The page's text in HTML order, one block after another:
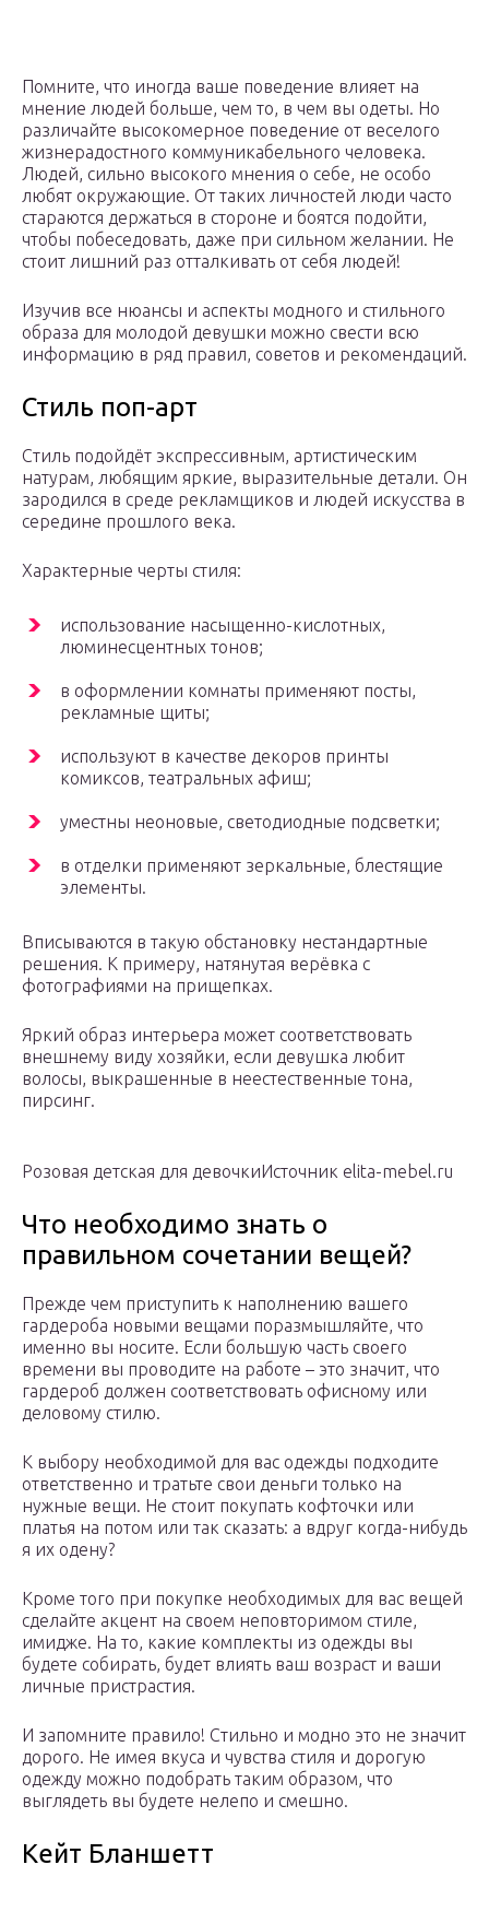
Помните, что иногда ваше поведение влияет на
мнение людей больше, чем то, в чем вы одеты. Но
различайте высокомерное поведение от веселого
жизнерадостного коммуникабельного человека.
Людей, сильно высокого мнения о себе, не особо
любят окружающие. От таких личностей люди часто
стараются держаться в стороне и боятся подойти,
чтобы побеседовать, даже при сильном желании. Не
стоит лишний раз отталкивать от себя людей!
Изучив все нюансы и аспекты модного и стильного
образа для молодой девушки можно свести всю
информацию в ряд правил, советов и рекомендаций.
Стиль поп-арт
Стиль подойдёт экспрессивным, артистическим
натурам, любящим яркие, выразительные детали. Он
зародился в среде рекламщиков и людей искусства в
середине прошлого века.
Характерные черты стиля:
использование насыщенно-кислотных,
люминесцентных тонов;
в оформлении комнаты применяют посты,
рекламные щиты;
используют в качестве декоров принты
комиксов, театральных афиш;
уместны неоновые, светодиодные подсветки;
в отделки применяют зеркальные, блестящие
элементы.
Вписываются в такую обстановку нестандартные
решения. К примеру, натянутая верёвка с
фотографиями на прищепках.
Яркий образ интерьера может соответствовать
внешнему виду хозяйки, если девушка любит
волосы, выкрашенные в неестественные тона,
пирсинг.
Розовая детская для девочкиИсточник elita-mebel.ru
Что необходимо знать о
правильном сочетании вещей?
Прежде чем приступить к наполнению вашего
гардероба новыми вещами поразмышляйте, что
именно вы носите. Если большую часть своего
времени вы проводите на работе – это значит, что
гардероб должен соответствовать офисному или
деловому стилю.
К выбору необходимой для вас одежды подходите
ответственно и тратьте свои деньги только на
нужные вещи. Не стоит покупать кофточки или
платья на потом или так сказать: а вдруг когда-нибудь
я их одену?
Кроме того при покупке необходимых для вас вещей
сделайте акцент на своем неповторимом стиле,
имидже. На то, какие комплекты из одежды вы
будете собирать, будет влиять ваш возраст и ваши
личные пристрастия.
И запомните правило! Стильно и модно это не значит
дорого. Не имея вкуса и чувства стиля и дорогую
одежду можно подобрать таким образом, что
выглядеть вы будете нелепо и смешно.
Кейт Бланшетт